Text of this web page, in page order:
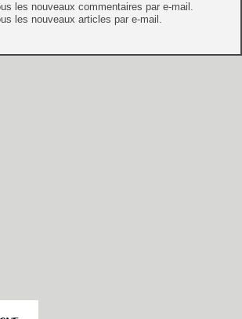
les nouveaux commentaires par e-mail.
les nouveaux articles par e-mail.